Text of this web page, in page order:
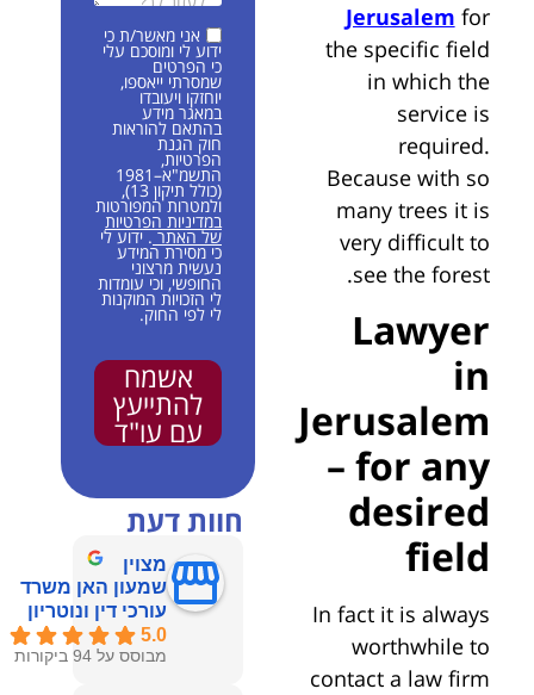
Jerusalem for
the specific field
in which the
service is
required.
Because with so
many trees it is
very difficult to
see the forest.
Lawyer
in
Jerusalem
– for any
desired
field
In fact it is always
worthwhile to
contact a law firm
אני מאשר/ת כי
ידוע לי ומוסכם עלי
כי הפרטים
שמסרתי ייאספו,
יוחזקו ויעובדו
במאגר מידע
בהתאם להוראות
חוק הגנת
הפרטיות,
התשמ"א–1981
(כולל תיקון 13),
ולמטרות המפורטות
במדיניות הפרטיות
של האתר. ידוע לי
כי מסירת המידע
נעשית מרצוני
החופשי, וכי עומדות
לי הזכויות המוקנות
לי לפי החוק.
אשמח
להתייעץ
עם עו"ד
חוות דעת
מצוין
שמעון האן משרד
עורכי דין ונוטריון
5.0
מבוסס על 94 ביקורות